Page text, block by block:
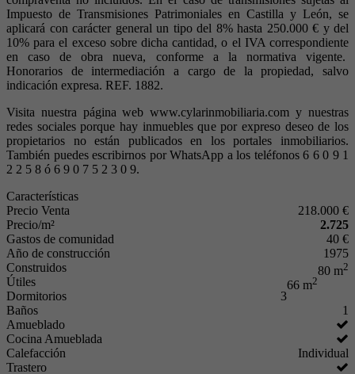
Impuesto de Transmisiones Patrimoniales en Castilla y León, se
aplicará con carácter general un tipo del 8% hasta 250.000 € y del
10% para el exceso sobre dicha cantidad, o el IVA correspondiente
en caso de obra nueva, conforme a la normativa vigente.
Honorarios de intermediación a cargo de la propiedad, salvo
indicación expresa. REF. 1882.
Visita nuestra página web www.cylarinmobiliaria.com y nuestras
redes sociales porque hay inmuebles que por expreso deseo de los
propietarios no están publicados en los portales inmobiliarios.
También puedes escribirnos por WhatsApp a los teléfonos 6 6 0 9 1
2 2 5 8 ó 6 9 0 7 5 2 3 0 9.
Características
Precio Venta
218.000 €
Precio/m²
2.725
Gastos de comunidad
40 €
Año de construcción
1975
Construidos
80 m2
Útiles 66 m2
Dormitorios
3
Baños
1
Amueblado
Cocina Amueblada
Calefacción
Individual
Trastero